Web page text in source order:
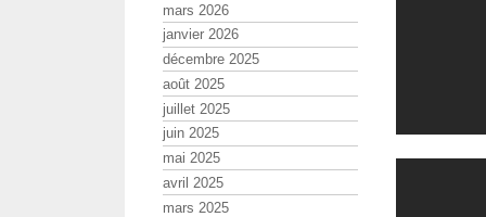
mars 2026
janvier 2026
décembre 2025
août 2025
juillet 2025
juin 2025
mai 2025
avril 2025
mars 2025